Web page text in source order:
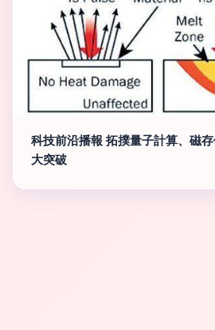
科技前沿播報 拓撲量子計算、磁
大突破